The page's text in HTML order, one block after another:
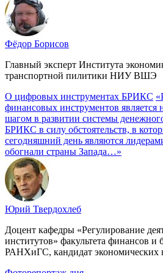
Фёдор Борисов
Главный эксперт Института
транспортной пилитики НИУ ВШЭ
О цифровых инструментах БРИКС
финансовых инструментов
шагом в развитии системы
БРИКС в силу обстоятельств, в
сегодняшний день являются
обогнали страны Запада…»
Юрий Твердохлеб
Доцент кафедры «Регулирование
институтов» факультета финансов
РАНХиГС, кандидат экономических